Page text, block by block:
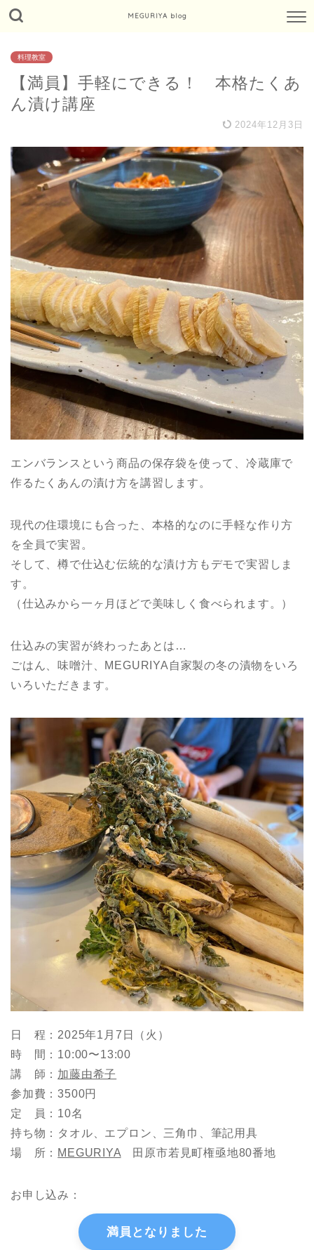
MEGURIYA blog
料理教室
【満員】手軽にできる！ 本格たくあ
ん漬け講座
2024年12月3日
エンバランスという商品の保存袋を使って、冷蔵庫で
作るたくあんの漬け方を講習します。
現代の住環境にも合った、本格的なのに手軽な作り方
を全員で実習。
そして、樽で仕込む伝統的な漬け方もデモで実習しま
す。
（仕込みから一ヶ月ほどで美味しく食べられます。）
仕込みの実習が終わったあとは…
ごはん、味噌汁、MEGURIYA自家製の冬の漬物をいろ
いろいただきます。
日 程：2025年1月7日（火）
時 間：10:00〜13:00
講 師： 加藤由希子
参加費：3500円
定 員：10名
持ち物：タオル、エプロン、三角巾、筆記用具
場 所： MEGURIYA 田原市若見町権亟地80番地
お申し込み：
満員となりました